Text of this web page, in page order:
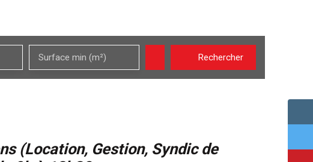
Surface min (m²) Rechercher
(Location, Gestion, Syndic de